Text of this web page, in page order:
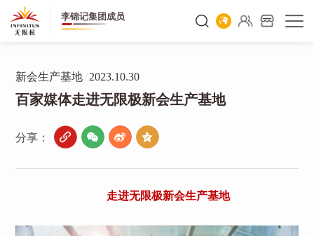
李锦记集团成员
新会生产基地 /2023.10.30
百家媒体走进无限极新会生产基地
分享：
走进无限极新会生产基地